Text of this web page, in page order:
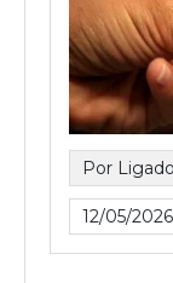
Por
12/05/2026